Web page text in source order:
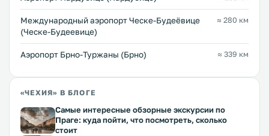
Международный аэропорт Ческе-Будеёвице
(Ческе-Будеевице)
≈ 280 км
Аэропорт Брно-Туржаны (Брно) ≈ 339 км
«ЧЕХИЯ» В БЛОГЕ
Самые интересные обзорные экскурсии по
Праге: куда пойти, что посмотреть, сколько
стоит